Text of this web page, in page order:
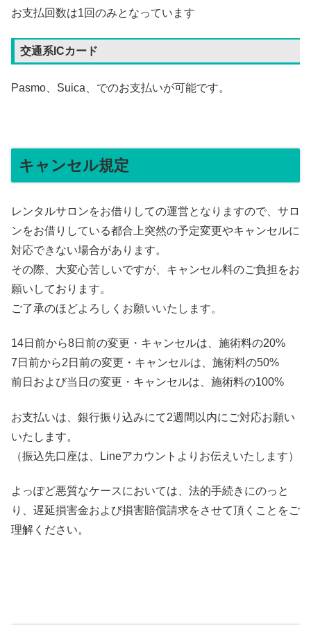
お支払回数は1回のみとなっています
交通系ICカード
Pasmo、Suica、でのお支払いが可能です。
キャンセル規定
レンタルサロンをお借りしての運営となりますので、サロ
ンをお借りしている都合上突然の予定変更やキャンセルに
対応できない場合があります。
その際、大変心苦しいですが、キャンセル料のご負担をお
願いしております。
ご了承のほどよろしくお願いいたします。
14日前から8日前の変更・キャンセルは、施術料の20%
7日前から2日前の変更・キャンセルは、施術料の50%
前日および当日の変更・キャンセルは、施術料の100%
お支払いは、銀行振り込みにて2週間以内にご対応お願い
いたします。
（振込先口座は、Lineアカウントよりお伝えいたします）
よっぽど悪質なケースにおいては、法的手続きにのっと
り、遅延損害金および損害賠償請求をさせて頂くことをご
理解ください。